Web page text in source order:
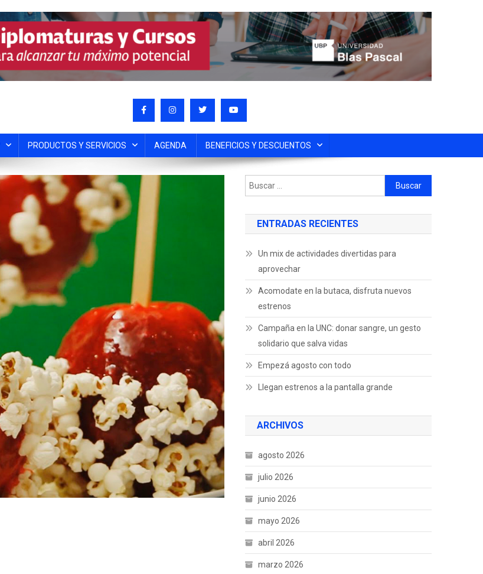
PRODUCTOS Y SERVICIOS AGENDA BENEFICIOS Y DESCUENTOS
ENTRADAS RECIENTES
Un mix de actividades divertidas para
aprovechar
Acomodate en la butaca, disfruta nuevos
estrenos
Campaña en la UNC: donar sangre, un gesto
solidario que salva vidas
Empezá agosto con todo
Llegan estrenos a la pantalla grande
ARCHIVOS
agosto 2026
julio 2026
junio 2026
mayo 2026
abril 2026
marzo 2026